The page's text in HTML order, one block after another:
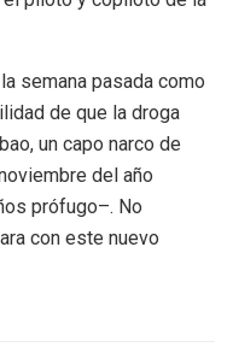
semana pasada como
de que la droga
un capo narco de
del año
prófugo–. No
con este nuevo